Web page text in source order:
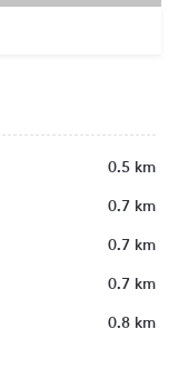
0.5 km
0.7 km
0.7 km
0.7 km
0.8 km